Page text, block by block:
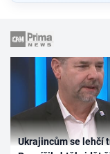
Ukrajincům se lehčí